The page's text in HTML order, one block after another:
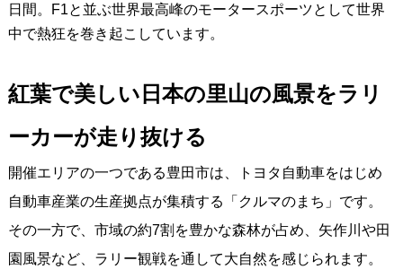
日間。F1と並ぶ世界最高峰のモータースポーツとして世界
中で熱狂を巻き起こしています。
紅葉で美しい日本の里山の風景をラリ
ーカーが走り抜ける
開催エリアの一つである豊田市は、トヨタ自動車をはじめ
自動車産業の生産拠点が集積する「クルマのまち」です。
その一方で、市域の約7割を豊かな森林が占め、矢作川や田
園風景など、ラリー観戦を通して大自然を感じられます。